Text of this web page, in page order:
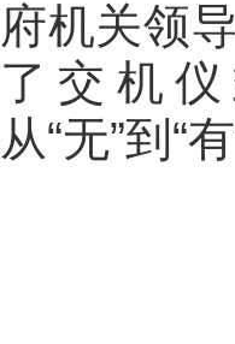
府机关领
了交机
从“无”到“